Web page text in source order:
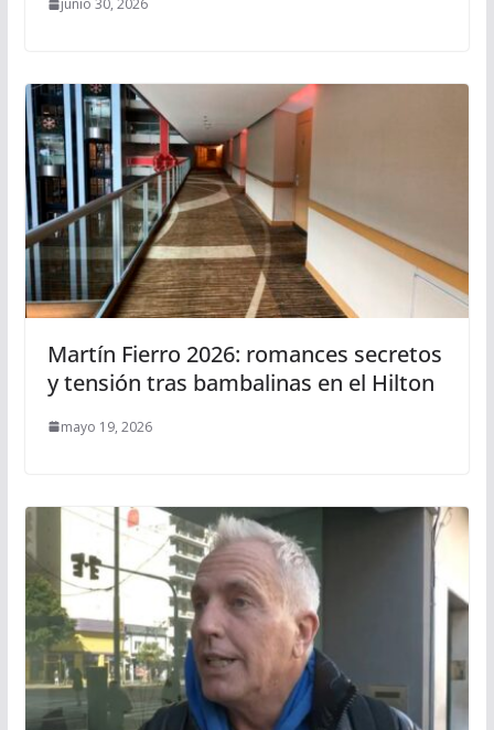
junio 30, 2026
Martín Fierro 2026: romances secretos
y tensión tras bambalinas en el Hilton
mayo 19, 2026